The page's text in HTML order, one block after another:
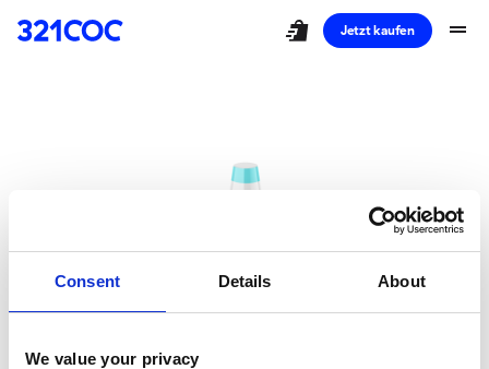
Consent Details About
We value your privacy
shopping_bag_speed Jetzt kaufen drag_handle